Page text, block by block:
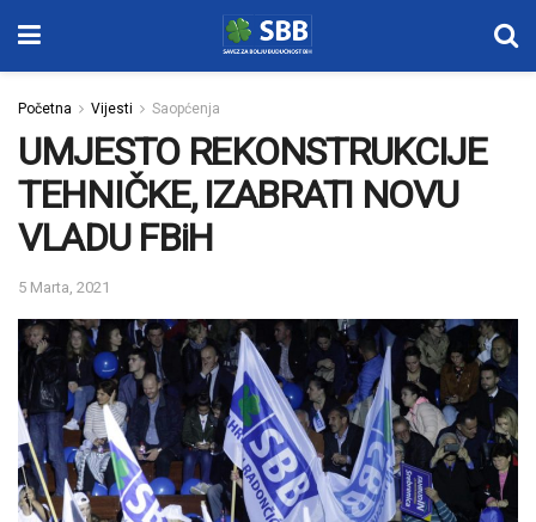
Početna Vijesti Saopćenja
UMJESTO REKONSTRUKCIJE
TEHNIČKE, IZABRATI NOVU
VLADU FBiH
5 Marta, 2021